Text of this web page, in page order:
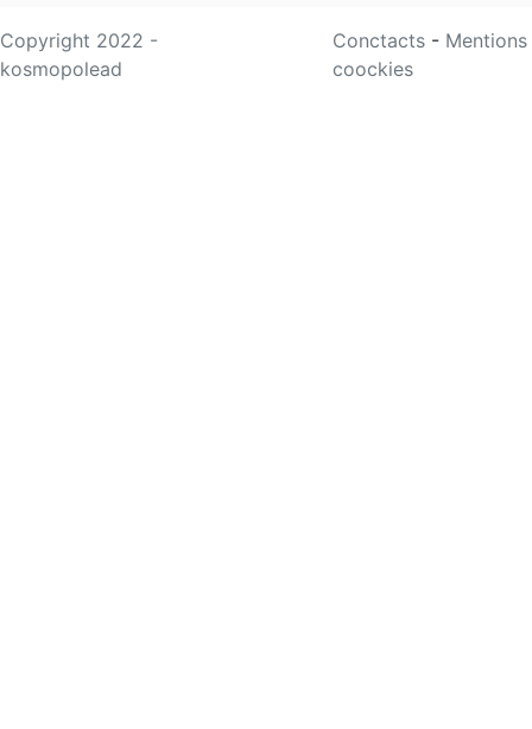
Copyright 2022 -
kosmopolead
Conctacts -
coockies